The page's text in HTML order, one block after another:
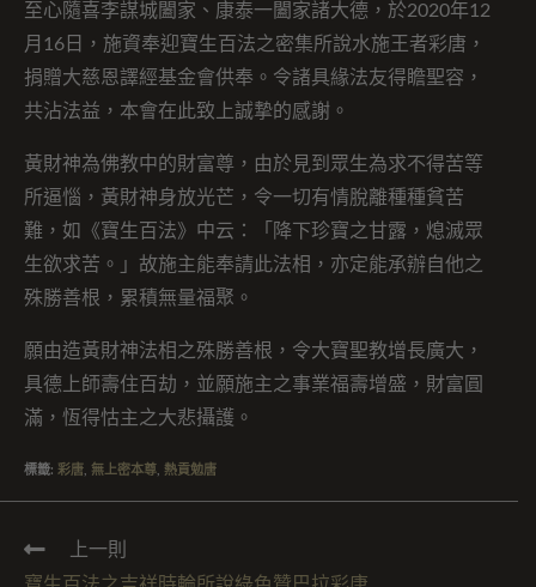
至心隨喜李謀城闔家、康泰一闔家諸大德，於2020年12
月16日，施資奉迎寶生百法之密集所說水施王者彩唐，
捐贈大慈恩譯經基金會供奉。令諸具緣法友得瞻聖容，
共沾法益，本會在此致上誠摯的感謝。
黃財神為佛教中的財富尊，由於見到眾生為求不得苦等
所逼惱，黃財神身放光芒，令一切有情脫離種種貧苦
難，如《寶生百法》中云：「降下珍寶之甘露，熄滅眾
生欲求苦。」故施主能奉請此法相，亦定能承辦自他之
殊勝善根，累積無量福聚。
願由造黃財神法相之殊勝善根，令大寶聖教增長廣大，
具德上師壽住百劫，並願施主之事業福壽增盛，財富圓
滿，恆得怙主之大悲攝護。
標籤: 彩唐 無上密本尊 熱貢勉唐
上一則